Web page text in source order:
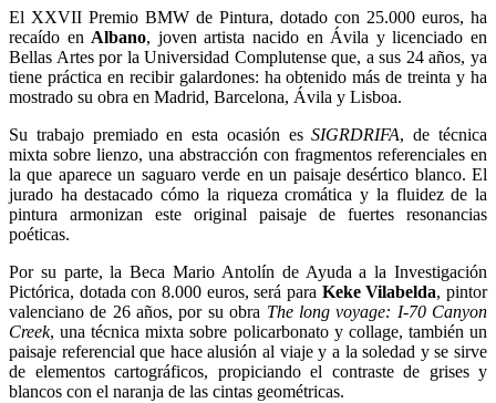
El XXVII Premio BMW de Pintura, dotado con 25.000 euros, ha
recaído enAlbano, joven artista nacido en Ávila y licenciado en
Bellas Artes por la Universidad Complutense que, a sus 24 años, ya
tiene práctica en recibir galardones: ha obtenido más de treinta y ha
mostrado su obra en Madrid, Barcelona, Ávila y Lisboa.
Su trabajo premiado en esta ocasión esSIGRDRIFA, de técnica
mixta sobre lienzo, una abstracción con fragmentos referenciales en
la que aparece un saguaro verde en un paisaje desértico blanco. El
jurado ha destacado cómo la riqueza cromática y la fluidez de la
pintura armonizan este original paisaje de fuertes resonancias
poéticas.
Por su parte, la Beca Mario Antolín de Ayuda a la Investigación
Pictórica, dotada con 8.000 euros, será para Keke Vilabelda, pintor
valenciano de 26 años, por su obra The long voyage: I-70 Canyon
Creek, una técnica mixta sobre policarbonato y collage, también un
paisaje referencial que hace alusión al viaje y a la soledad y se sirve
de elementos cartográficos, propiciando el contraste de grises y
blancos con el naranja de las cintas geométricas.